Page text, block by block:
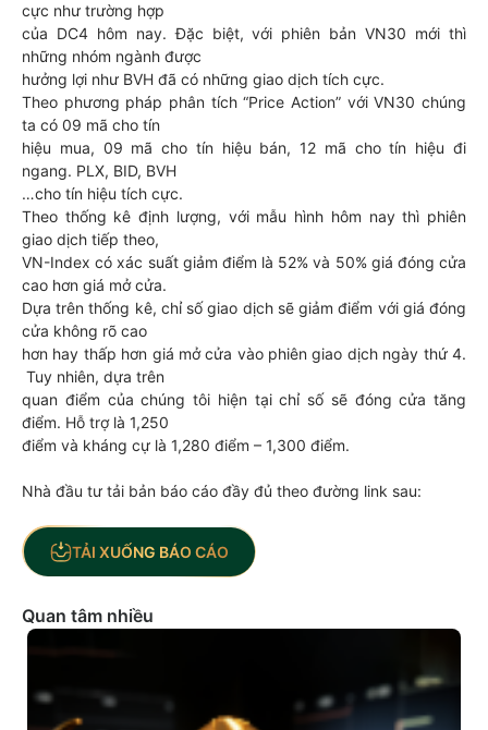
cực như trường hợp
của DC4 hôm nay. Đặc biệt, với phiên bản VN30 mới thì
những nhóm ngành được
hưởng lợi như BVH đã có những giao dịch tích cực.
Theo phương pháp phân tích “Price Action” với VN30 chúng
ta có 09 mã cho tín
hiệu mua, 09 mã cho tín hiệu bán, 12 mã cho tín hiệu đi
ngang. PLX, BID, BVH
…cho tín hiệu tích cực.
Theo thống kê định lượng, với mẫu hình hôm nay thì phiên
giao dịch tiếp theo,
VN-Index có xác suất giảm điểm là 52% và 50% giá đóng cửa
cao hơn giá mở cửa.
Dựa trên thống kê, chỉ số giao dịch sẽ giảm điểm với giá đóng
cửa không rõ cao
hơn hay thấp hơn giá mở cửa vào phiên giao dịch ngày thứ 4.
Tuy nhiên, dựa trên
quan điểm của chúng tôi hiện tại chỉ số sẽ đóng cửa tăng
điểm. Hỗ trợ là 1,250
điểm và kháng cự là 1,280 điểm – 1,300 điểm.
Nhà đầu tư tải bản báo cáo đầy đủ theo đường link sau:
TẢI XUỐNG BÁO CÁO
Quan tâm nhiều